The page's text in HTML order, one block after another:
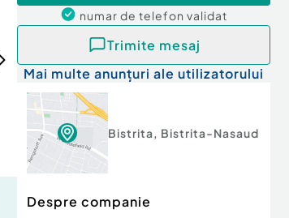
numar de telefon validat
Trimite mesaj
Mai multe anunțuri ale utilizatorului
Bistrita, Bistrita-Nasaud
Despre companie